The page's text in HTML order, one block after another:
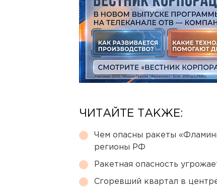
ЧИТАЙТЕ ТАКЖЕ:
Чем опасны ракеты
регионы РФ
Ракетная опасность
Сгоревший квартал в